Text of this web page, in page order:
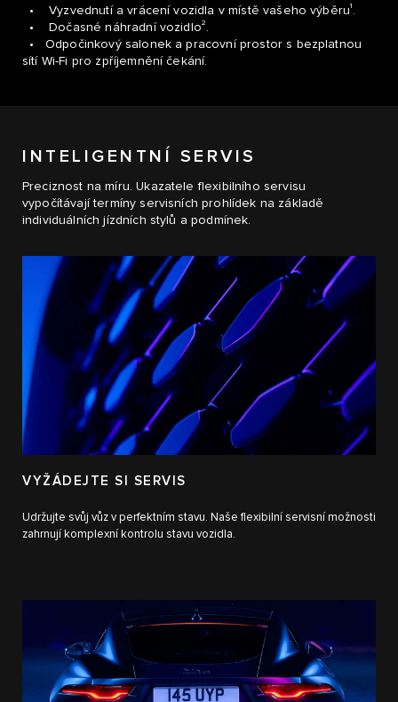
• Vyzvednutí a vrácení vozidla v místě vašeho výběru1
• Dočasné náhradní vozidlo2
• Odpočinkový salonek a pracovní prostor s bezplatnou
sítí Wi-Fi pro zpříjemnění čekání.
INTELIGENTNÍ SERVIS
Preciznost na míru. Ukazatele flexibilního servisu
vypočítávají termíny servisních prohlídek na základě
individuálních jízdních stylů a podmínek.
VYŽÁDEJTE SI SERVIS
Udržujte svůj vůz v perfektním stavu. Naše flexibilní servisní možnosti
zahrnují komplexní kontrolu stavu vozidla.